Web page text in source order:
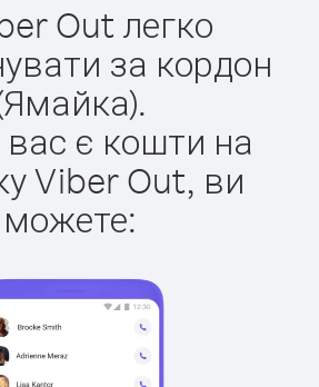
Out легко
за кордон
є кошти на
Viber Out, ви
можете: